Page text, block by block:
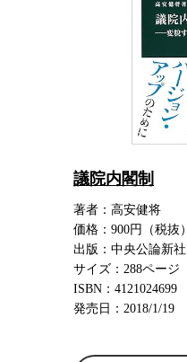
議院内閣制
著者：高安健将
価格：900円（税抜）
出版：中央公論新社
サイズ：288ページ
ISBN：4121024699
発売日：2018/1/19